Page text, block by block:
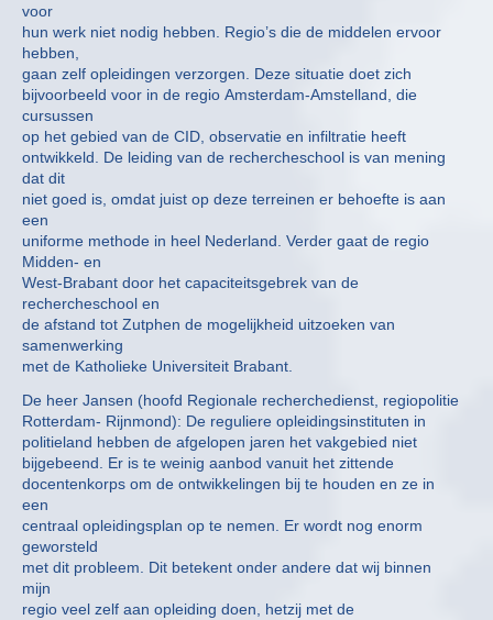
voor
hun werk niet nodig hebben. Regio’s die de middelen ervoor
hebben,
gaan zelf opleidingen verzorgen. Deze situatie doet zich
bijvoorbeeld voor in de regio Amsterdam-Amstelland, die
cursussen
op het gebied van de CID, observatie en infiltratie heeft
ontwikkeld. De leiding van de rechercheschool is van mening
dat dit
niet goed is, omdat juist op deze terreinen er behoefte is aan
een
uniforme methode in heel Nederland. Verder gaat de regio
Midden- en
West-Brabant door het capaciteitsgebrek van de
rechercheschool en
de afstand tot Zutphen de mogelijkheid uitzoeken van
samenwerking
met de Katholieke Universiteit Brabant.
De heer Jansen (hoofd Regionale recherchedienst, regiopolitie
Rotterdam- Rijnmond): De reguliere opleidingsinstituten in
politieland hebben de afgelopen jaren het vakgebied niet
bijgebeend. Er is te weinig aanbod vanuit het zittende
docentenkorps om de ontwikkelingen bij te houden en ze in
een
centraal opleidingsplan op te nemen. Er wordt nog enorm
geworsteld
met dit probleem. Dit betekent onder andere dat wij binnen
mijn
regio veel zelf aan opleiding doen, hetzij met de